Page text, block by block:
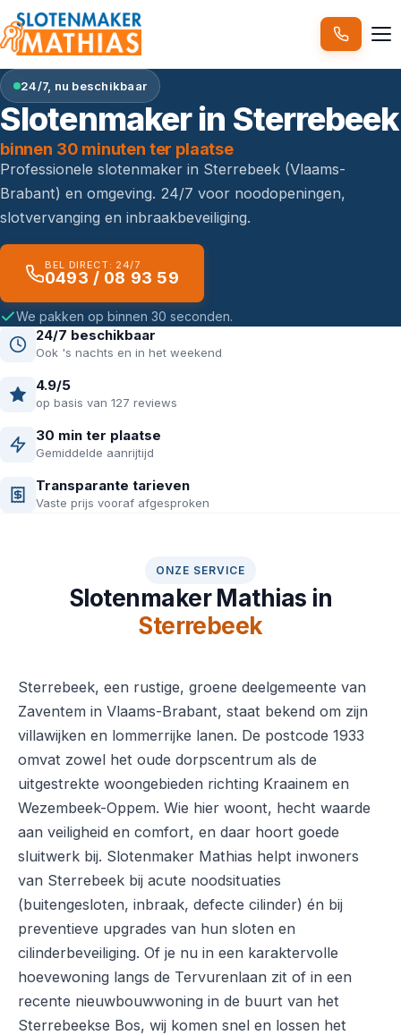
24/7, nu beschikbaar
Slotenmaker in Sterrebeek
binnen 30 minuten ter plaatse
Professionele slotenmaker in Sterrebeek (Vlaams-
Brabant) en omgeving. 24/7 voor noodopeningen,
slotvervanging en inbraakbeveiliging.
BEL DIRECT: 24/7
0493 / 08 93 59
We pakken op binnen 30 seconden.
24/7 beschikbaar
Ook 's nachts en in het weekend
4.9/5
op basis van 127 reviews
30 min ter plaatse
Gemiddelde aanrijtijd
Transparante tarieven
Vaste prijs vooraf afgesproken
ONZE SERVICE
Slotenmaker Mathias in
Sterrebeek
Sterrebeek, een rustige, groene deelgemeente van
Zaventem in Vlaams-Brabant, staat bekend om zijn
villawijken en lommerrijke lanen. De postcode 1933
omvat zowel het oude dorpscentrum als de
uitgestrekte woongebieden richting Kraainem en
Wezembeek-Oppem. Wie hier woont, hecht waarde
aan veiligheid en comfort, en daar hoort goede
sluitwerk bij. Slotenmaker Mathias helpt inwoners
van Sterrebeek bij acute noodsituaties
(buitengesloten, inbraak, defecte cilinder) én bij
preventieve upgrades van hun sloten en
cilinderbeveiliging. Of je nu in een karaktervolle
hoevewoning langs de Tervurenlaan zit of in een
recente nieuwbouwwoning in de buurt van het
Sterrebeekse Bos, wij komen snel en lossen het